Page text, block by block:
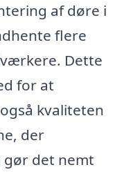
af døre i
flere
Dette
for at
kvaliteten
der
gør det nemt